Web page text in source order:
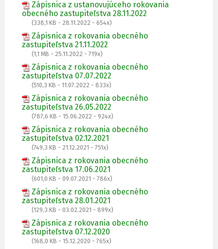
Zápisnica z ustanovujúceho rokovania
obecného zastupiteľstva 28.11.2022
(338,1 KB - 28.11.2022 - 654x)
Zápisnica z rokovania obecného
zastupiteľstva 21.11.2022
(1,1 MB - 25.11.2022 - 719x)
Zápisnica z rokovania obecného
zastupiteľstva 07.07.2022
(510,3 KB - 11.07.2022 - 833x)
Zápisnica z rokovania obecného
zastupiteľstva 26.05.2022
(787,6 KB - 15.06.2022 - 924x)
Zápisnica z rokovania obecného
zastupiteľstva 02.12.2021
(749,3 KB - 21.12.2021 - 751x)
Zápisnica z rokovania obecného
zastupiteľstva 17.06.2021
(601,0 KB - 09.07.2021 - 786x)
Zápisnica z rokovania obecného
zastupiteľstva 28.01.2021
(129,3 KB - 03.02.2021 - 899x)
Zápisnica z rokovania obecného
zastupiteľstva 07.12.2020
(168,0 KB - 15.12.2020 - 765x)